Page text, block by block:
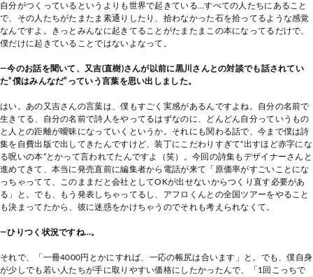
自分がつくっているというよりも世界で起きている…すべての人たちにあること
で、その人たちがたまたま素通りしたり、拾わなかった石を拾ってるような感覚
なんですよ。きっとみんなに起きてることがたまたまこの本になってるだけで、
僕だけに起きていることではないよなって。
―今のお話を聞いて、又吉(直樹)さんが以前に黒川さんとの対談でも話されてい
た“僕はみんなだ”っていう言葉を思い出しました。
はい。あの又吉さんの言葉は、僕もすごく実感があるんですよね。自分の名前で
生きてる、自分の名前で詩人をやってるはずなのに、どんどん自分っていうもの
と人との距離が曖昧になっていくというか。それにも関わる話で、今まで僕は詩
集を自費出版で出してきたんですけど、装丁にこだわりすぎて“出すほど赤字にな
る呪いの本”とかって言われてたんですよ（笑）。今回の詩集もデザイナーさんと
進めてきて、本当に発売直前に編集者から電話が来て「原価率がすごいことにな
っちゃってて、このままだと会社としてOKが出せないからつくり直す必要があ
る」と。でも、もう発表しちゃってるし、アフロくんとの全国ツアーをやること
も決まってたから、彼に迷惑をかけちゃうのでそれも考えられなくて。
―ひりつく状況ですね…。
それで、「一冊4000円とかにすれば、一応の帳尻は合います」と。でも、僕自身
が少しでも若い人たちが手に取りやすい価格にしたかったんで、「1回こっちで